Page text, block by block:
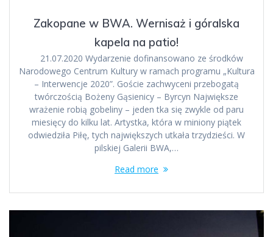
Zakopane w BWA. Wernisaż i góralska
kapela na patio!
21.07.2020 Wydarzenie dofinansowano ze środków
Narodowego Centrum Kultury w ramach programu „Kultura
– Interwencje 2020”. Goście zachwyceni przebogatą
twórczością Bożeny Gąsienicy – Byrcyn Największe
wrażenie robią gobeliny – jeden tka się zwykle od paru
miesięcy do kilku lat. Artystka, która w miniony piątek
odwiedziła Piłę, tych największych utkała trzydzieści. W
pilskiej Galerii BWA,…
Read more